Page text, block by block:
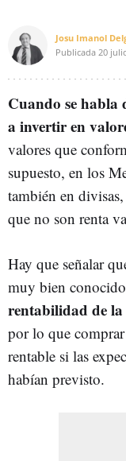
Josu Imanol
Publicada 20
Cuando se habla
a invertir en
valores que
supuesto, en los
también en
que no son renta
Hay que señalar
muy bien
rentabilidad de la
por lo que
rentable si las
habían previsto.